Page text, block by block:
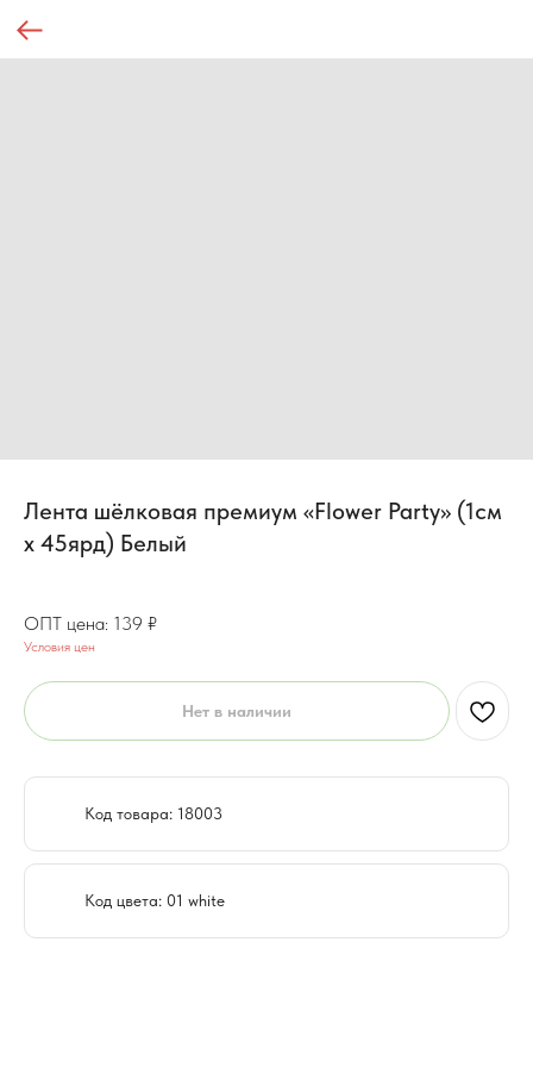
Лента шёлковая премиум «Flower Party» (1см
х 45ярд) Белый
139 ₽
Условия цен
Нет в наличии
Код товара: 18003
Код цвета: 01 white